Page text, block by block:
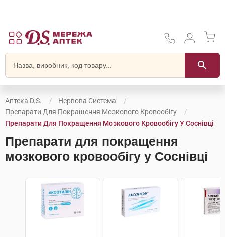
Аптека D.S.
Нервова Система
Препарати Для Покращення Мозкового Кровообігу
Препарати Для Покращення Мозкового Кровообігу У Соснівці
Препарати для покращення
мозкового кровообігу у Соснівці